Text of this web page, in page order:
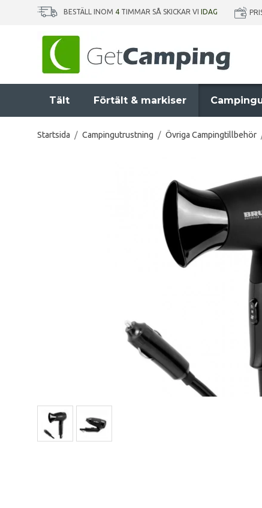
BESTÄLL INOM 4 TIMMAR SÅ SKICKAR VI IDAG
Tält Förtält & markiser
Startsida / Campingutrustning / Övriga Campingtillbehör